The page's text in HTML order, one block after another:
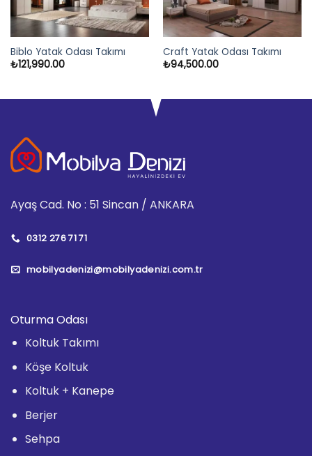
Biblo Yatak Odası Takımı
₺121,990.00
Craft Yatak Odası Takımı
₺94,500.00
Ayaş Cad. No : 51 Sincan / ANKARA
0312 276 71 71
mobilyadenizi@mobilyadenizi.com.tr
Oturma Odası
Koltuk Takımı
Köşe Koltuk
Koltuk + Kanepe
Berjer
Sehpa